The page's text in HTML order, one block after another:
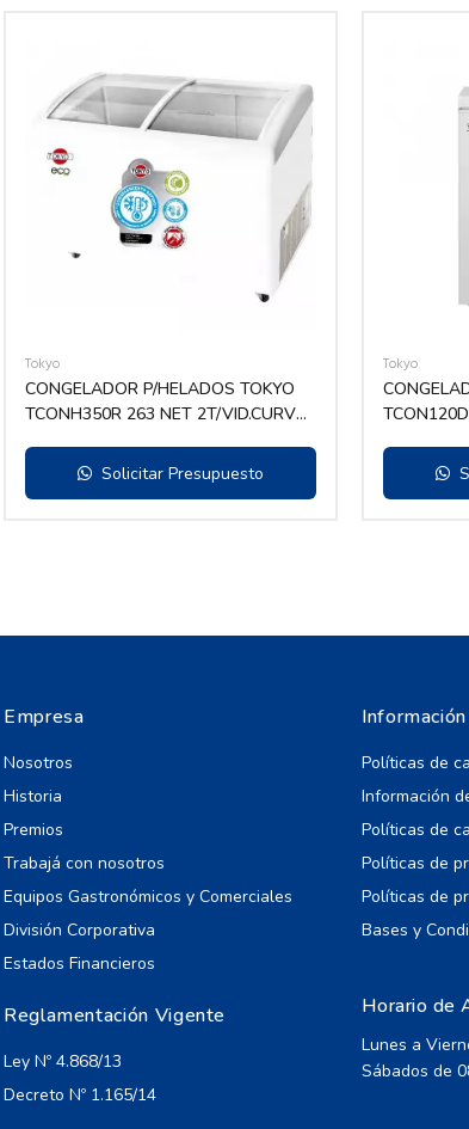
Tokyo
CONGELADOR P/HELADOS TOKYO
TCONH350R 263 NET 2T/VID.CURVO
Solicitar Presupuesto
Tokyo
Empresa
Nosotros
Historia
Premios
Trabajá con nosotros
Equipos Gastronómicos y Comerciales
División Corporativa
Estados Financieros
Reglamentación Vigente
Ley Nº 4.868/13
Decreto Nº 1.165/14
Información
Políticas de
Información
Políticas de
Políticas de
Políticas de
Bases y
Horario de
Lunes a
Sábados de